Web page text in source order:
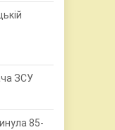
ЗСУ
85-